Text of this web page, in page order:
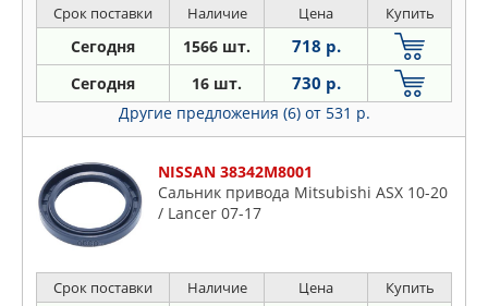
Срок поставки Наличие Цена Купить
Сегодня 1566 шт. 718 р.
Сегодня 16 шт. 730 р.
Другие предложения (6) от 531 р.
NISSAN 38342M8001
Сальник привода Mitsubishi ASX 10-20
/ Lancer 07-17
Срок поставки Наличие Цена Купить